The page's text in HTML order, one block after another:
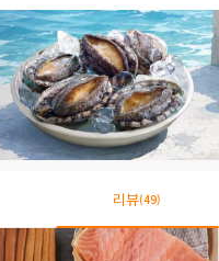
리뷰(49)